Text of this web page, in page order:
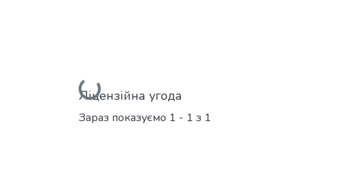
Вантажиться...
Ліцензійна угода
Зараз показуємо 1 - 1 з 1